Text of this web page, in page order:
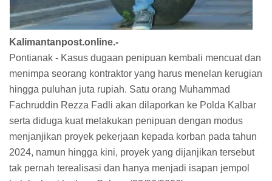
Kalimantanpost.online.-
Pontianak - Kasus dugaan penipuan kembali mencuat dan
menimpa seorang kontraktor yang harus menelan kerugian
hingga puluhan juta rupiah. Satu orang Muhammad
Fachruddin Rezza Fadli akan dilaporkan ke Polda Kalbar
serta diduga kuat melakukan penipuan dengan modus
menjanjikan proyek pekerjaan kepada korban pada tahun
2024, namun hingga kini, proyek yang dijanjikan tersebut
tak pernah terealisasi dan hanya menjadi isapan jempol